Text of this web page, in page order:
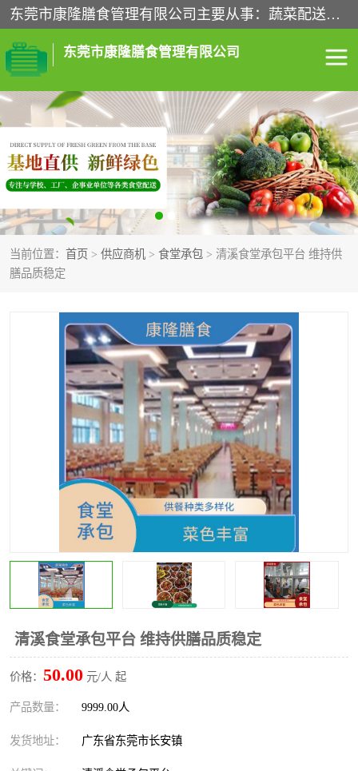
东莞市康隆膳食管理有限公司主要从事：蔬菜配送、食堂承包、企业工厂食堂承包、机关单位食堂承包、调味品配送、粮油配送、干货配送、副食配送、水果配送、海鲜配送等业务，东莞蔬菜配送电话，咨询在线客服。
东莞市康隆膳食管理有限公司
当前位置： 首页 > 供应商机 > 食堂承包 > 清溪食堂承包平台 维持供
膳品质稳定
清溪食堂承包平台 维持供膳品质稳定
价格： 50.00 元/人 起
产品数量： 9999.00人
发货地址： 广东省东莞市长安镇
食堂承包 蔬菜配送
粮油配送 鲜肉配送
海鲜配送 食材配送
调料配送 企业工厂食堂承包
干货配送 副食配送
水果配送